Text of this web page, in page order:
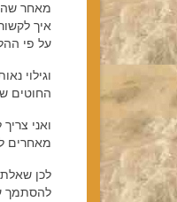
מאחר
איך
על פי
וגילוי
החוטים
ואני
מאחרים
לכן
להסתמך